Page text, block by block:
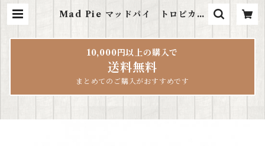
Mad Pie マッドパイ トロピカル
10,000円以上の購入で
送料無料
まとめてのご購入がおすすめです